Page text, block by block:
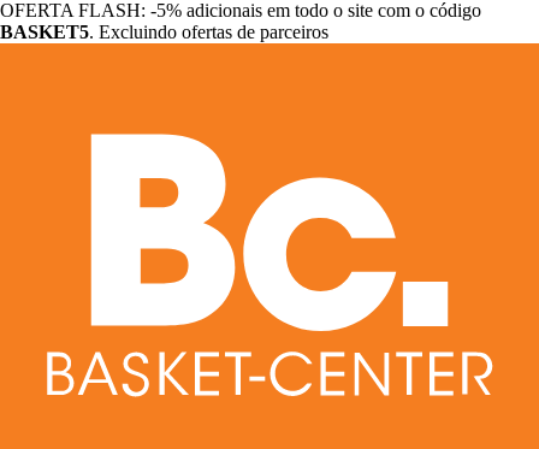
OFERTA FLASH: -5% adicionais em todo o site com o código
BASKET5. Excluindo ofertas de parceiros